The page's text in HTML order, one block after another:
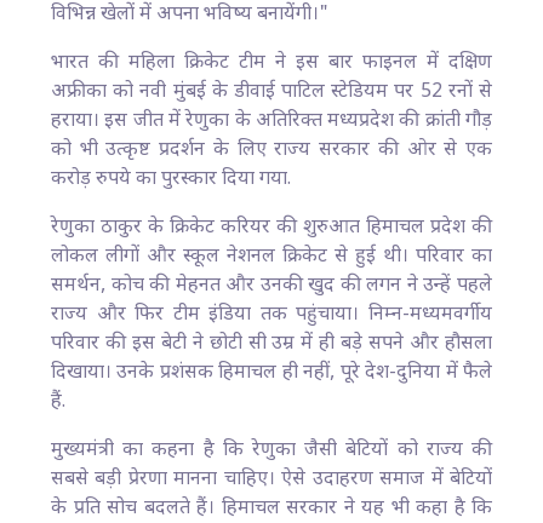
विभिन्न खेलों में अपना भविष्य बनायेंगी।"​
भारत की महिला क्रिकेट टीम ने इस बार फाइनल में दक्षिण
अफ्रीका को नवी मुंबई के डीवाई पाटिल स्टेडियम पर 52 रनों से
हराया। इस जीत में रेणुका के अतिरिक्त मध्यप्रदेश की क्रांती गौड़
को भी उत्कृष्ट प्रदर्शन के लिए राज्य सरकार की ओर से एक
करोड़ रुपये का पुरस्कार दिया गया.​
रेणुका ठाकुर के क्रिकेट करियर की शुरुआत हिमाचल प्रदेश की
लोकल लीगों और स्कूल नेशनल क्रिकेट से हुई थी। परिवार का
समर्थन, कोच की मेहनत और उनकी खुद की लगन ने उन्हें पहले
राज्य और फिर टीम इंडिया तक पहुंचाया। निम्न-मध्यमवर्गीय
परिवार की इस बेटी ने छोटी सी उम्र में ही बड़े सपने और हौसला
दिखाया। उनके प्रशंसक हिमाचल ही नहीं, पूरे देश-दुनिया में फैले
हैं.​
मुख्यमंत्री का कहना है कि रेणुका जैसी बेटियों को राज्य की
सबसे बड़ी प्रेरणा मानना चाहिए। ऐसे उदाहरण समाज में बेटियों
के प्रति सोच बदलते हैं। हिमाचल सरकार ने यह भी कहा है कि